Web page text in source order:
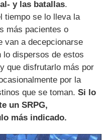
y las batallas.
tiempo se lo lleva la
más pacientes o
van a decepcionarse
lo dispersos de estos
que disfrutarlo más por
por la
que se toman.Si lo
un SRPG,
más indicado.